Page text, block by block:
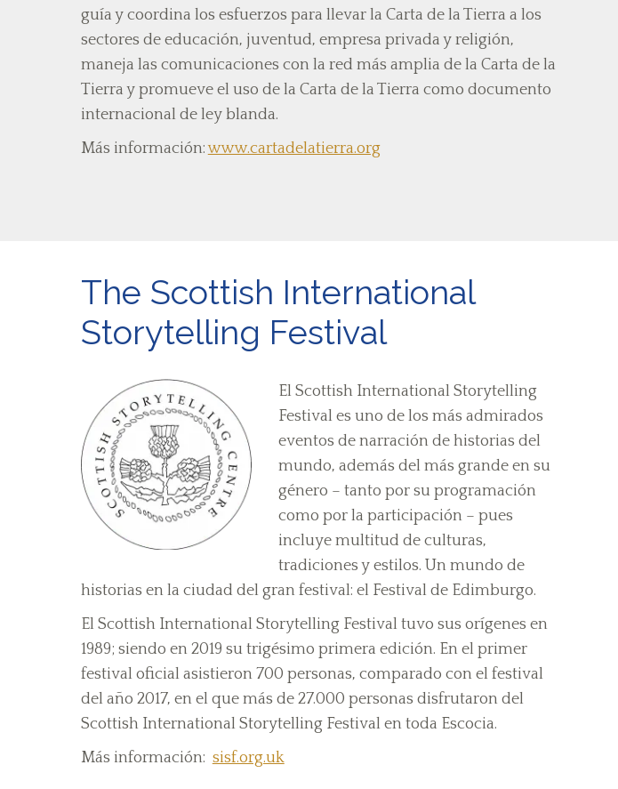
guía y coordina los esfuerzos para llevar la Carta de la Tierra a los
sectores de educación, juventud, empresa privada y religión,
maneja las comunicaciones con la red más amplia de la Carta de la
Tierra y promueve el uso de la Carta de la Tierra como documento
internacional de ley blanda.
Más información:www.cartadelatierra.org
The Scottish International
Storytelling Festival
El Scottish International Storytelling
Festival es uno de los más admirados
eventos de narración de historias del
mundo, además del más grande en su
género – tanto por su programación
como por la participación – pues
incluye multitud de culturas,
tradiciones y estilos. Un mundo de
historias en la ciudad del gran festival: el Festival de Edimburgo.
El Scottish International Storytelling Festival tuvo sus orígenes en
1989; siendo en 2019 su trigésimo primera edición. En el primer
festival oficial asistieron 700 personas, comparado con el festival
del año 2017, en el que más de 27.000 personas disfrutaron del
Scottish International Storytelling Festival en toda Escocia.
Más información: sisf.org.uk